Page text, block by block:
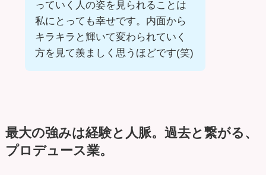
っていく人の姿を見られることは
私にとっても幸せです。内面から
キラキラと輝いて変わられていく
方を見て羨ましく思うほどです(笑)
最大の強みは経験と人脈。過去と繋がる、
プロデュース業。